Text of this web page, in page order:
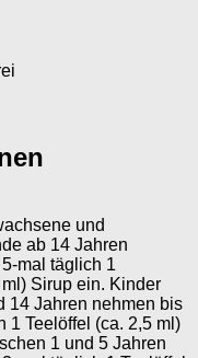
und
ab 14 Jahren
mal täglich 1
Sirup ein. Kinder
14 Jahren nehmen bis
1 Teelöffel (ca. 2,5 ml)
1 und 5 Jahren